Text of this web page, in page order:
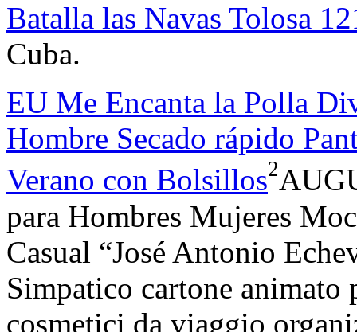
Batalla las Navas Tolosa
Cuba.
EU Me Encanta la Polla
Hombre Secado rápido
Verano con Bolsillos2
para Hombres Mujeres
Casual “José Antonio
Simpatico cartone
cosmetici da viaggio